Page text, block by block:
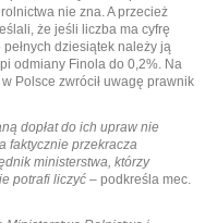
nie zna. A przecież
że jeśli liczba ma cyfrę
dziesiątek należy ją
odmiany Finola do 0,2%. Na
Polsce zwrócił uwagę prawnik
dopłat do ich upraw nie
faktycznie przekracza
ministerstwa, którzy
potrafi liczyć – podkreśla mec.